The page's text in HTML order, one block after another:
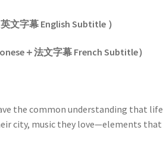
英文字幕English Subtitle ）
＋法文字幕 French Subtitle）
the common understanding that life
city, music they love—elements that